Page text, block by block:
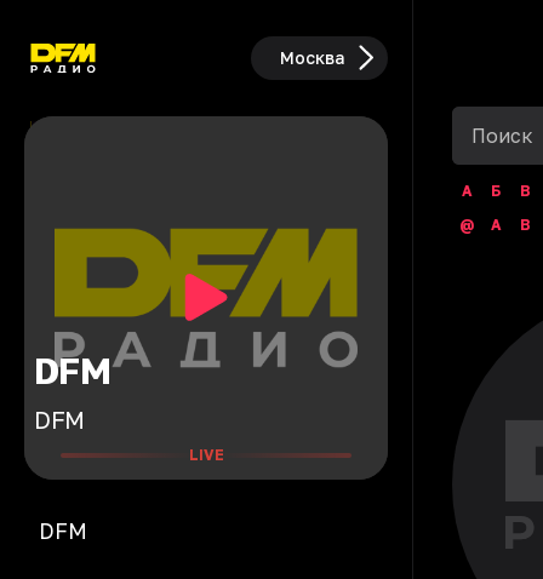
Москва
DFM
DFM
LIVE
DFM
А Б В
@
A B